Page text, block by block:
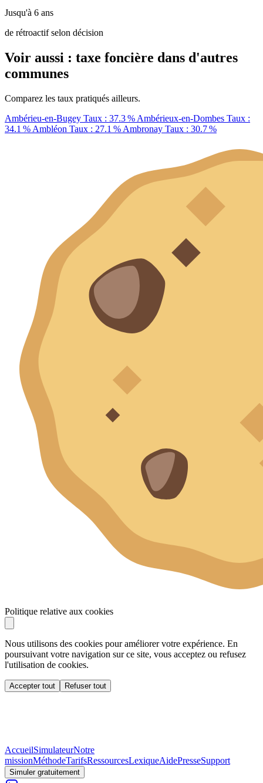
Jusqu'à 6 ans
de rétroactif selon décision
Voir aussi : taxe foncière dans d'autres
communes
Comparez les taux pratiqués ailleurs.
Ambérieu-en-Bugey Taux : 37.3 % Ambérieux-en-Dombes Taux :
34.1 % Ambléon Taux : 27.1 % Ambronay Taux : 30.7 %
Politique relative aux cookies
Nous utilisons des cookies pour améliorer votre expérience. En
poursuivant votre navigation sur ce site, vous acceptez ou refusez
l'utilisation de cookies.
Accepter tout Refuser tout
AccueilSimulateurNotre
missionMéthodeTarifsRessourcesLexiqueAidePresseSupport
Simuler gratuitement